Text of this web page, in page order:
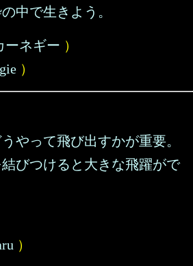
中で生きよう。
ーネギー ）
）
やって飛び出すかが重要。
びつけると大きな飛躍がで
）